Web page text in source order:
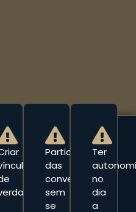
Participar
das
conversas
sem
se
Ter
no
dia
a